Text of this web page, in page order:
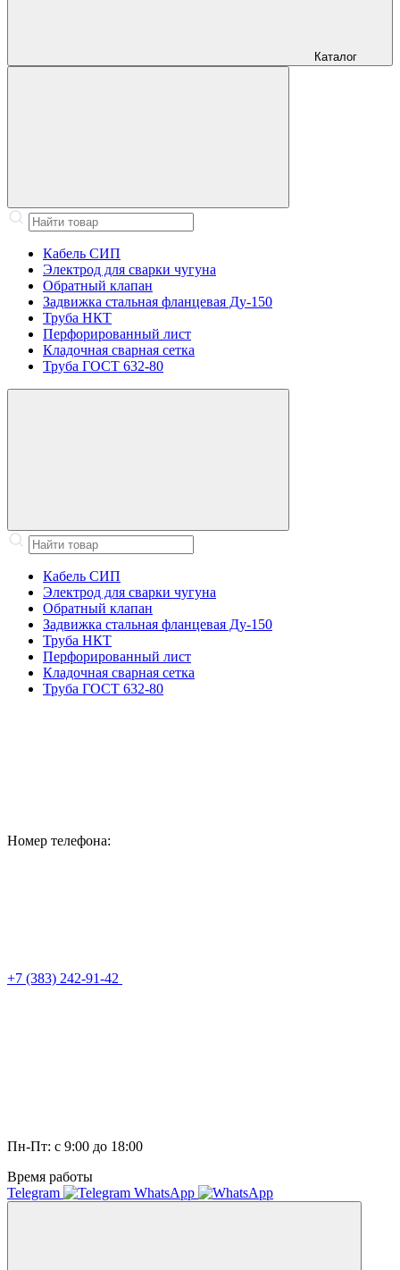
Каталог
Кабель СИП
Электрод для сварки чугуна
Обратный клапан
Задвижка стальная фланцевая Ду-150
Труба НКТ
Перфорированный лист
Кладочная сварная сетка
Труба ГОСТ 632-80
Кабель СИП
Электрод для сварки чугуна
Обратный клапан
Задвижка стальная фланцевая Ду-150
Труба НКТ
Перфорированный лист
Кладочная сварная сетка
Труба ГОСТ 632-80
Номер телефона:
+7 (383) 242-91-42
Пн-Пт: с 9:00 до 18:00
Время работы
Telegram
WhatsApp